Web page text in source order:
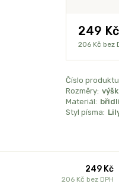
249 Kč
206 Kč bez
Číslo
Rozměry:
Materiál:
Styl písma:
249 Kč
206 Kč bez DPH